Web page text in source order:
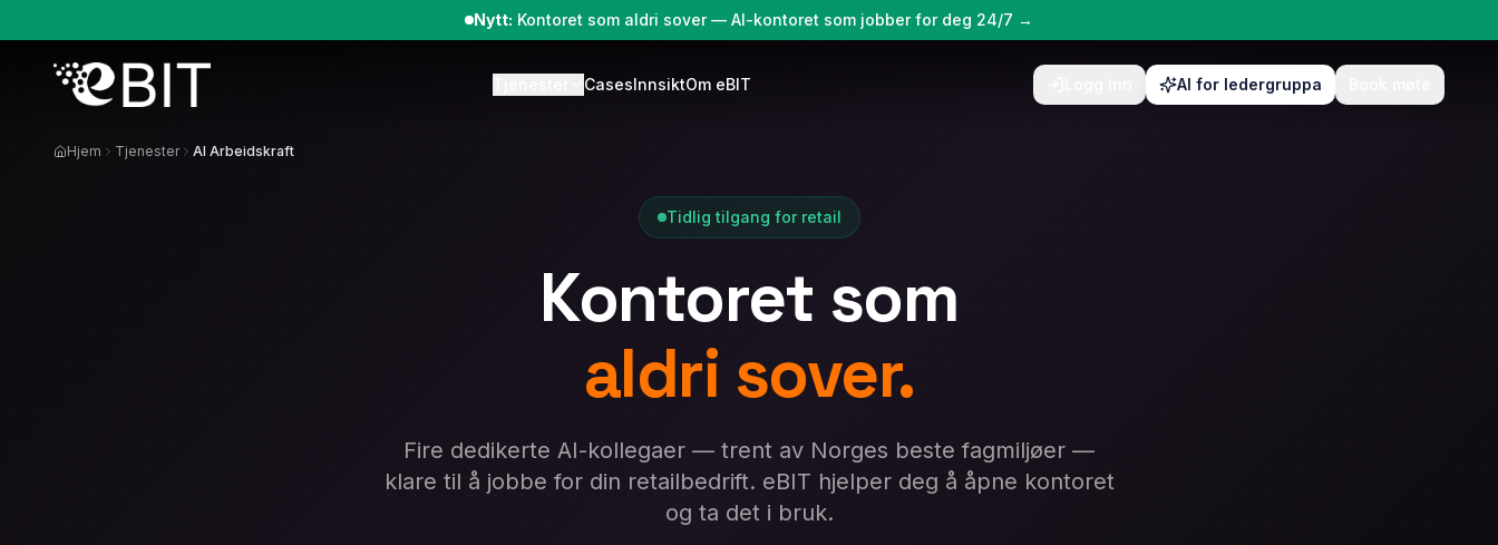
Nytt: Kontoret som aldri sover — AI-kontoret som jobber for deg 24/7 →
CasesInnsiktOm eBIT AI for ledergruppa
Hjem Tjenester AI Arbeidskraft
Tidlig tilgang for retail
Kontoret som
aldri sover.
Fire dedikerte AI-kollegaer — trent av Norges beste fagmiljøer —
klare til å jobbe for din retailbedrift. eBIT hjelper deg å åpne kontoret
og ta det i bruk.